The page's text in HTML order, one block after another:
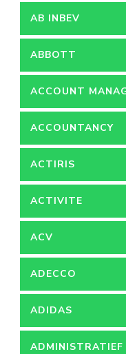
AB INBEV
ABBOTT
ACCOUNT
ACCOUNTANCY
ACTIRIS
ACTIVITE
ACV
ADECCO
ADIDAS
ADMINISTRATIEF